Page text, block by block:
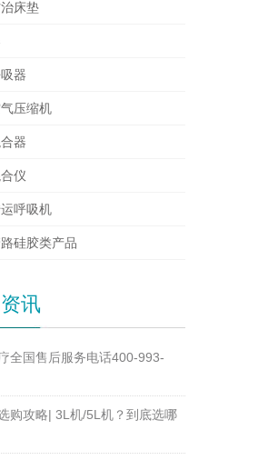
床垫
器
压缩机
器
仪
呼吸机
硅胶类产品
讯
全国售后服务电话400-993-
购攻略| 3L机/5L机？到底选哪